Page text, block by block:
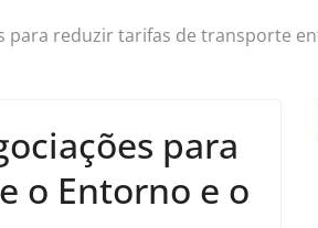
para reduzir tarifas de transporte
para
o Entorno e o